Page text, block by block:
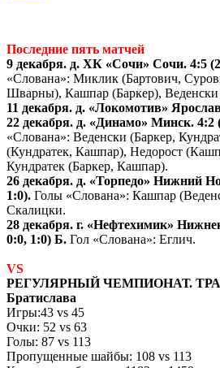
Последние пять матчей
9 декабря. д. ХК «Сочи» Сочи. 4:5
«Слована»: Миклик (Бартович,
Шварны), Кашпар (Баркер),
11 декабря. д. «Локомотив»
22 декабря. д. «Динамо» Минск. 4:2
«Слована»: Веденски (Баркер,
(Кундратек, Кашпар), Недорост
Кундратек (Баркер, Кашпар).
26 декабря. д. «Торпедо» Нижний
1:0). Голы «Слована»: Кашпар
Скалицки.
28 декабря. г. «Нефтехимик»
0:0, 1:0) Б. Гол «Слована»: Еглич.
VS
РЕГУЛЯРНЫЙ ЧЕМПИОНАТ.
Братислава
Игры:43 vs 45
Очки: 52 vs 63
Голы: 87 vs 113
Пропущенные шайбы: 108 vs 113